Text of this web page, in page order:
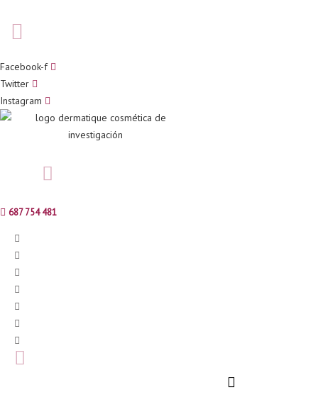
Facebook-f
Twitter
Instagram
687 754 481